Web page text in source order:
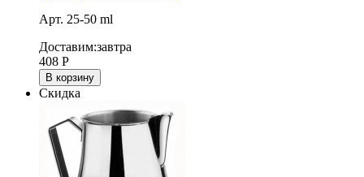
Арт. 25-50 ml
Доставим:завтра
408 Р
В корзину
Скидка